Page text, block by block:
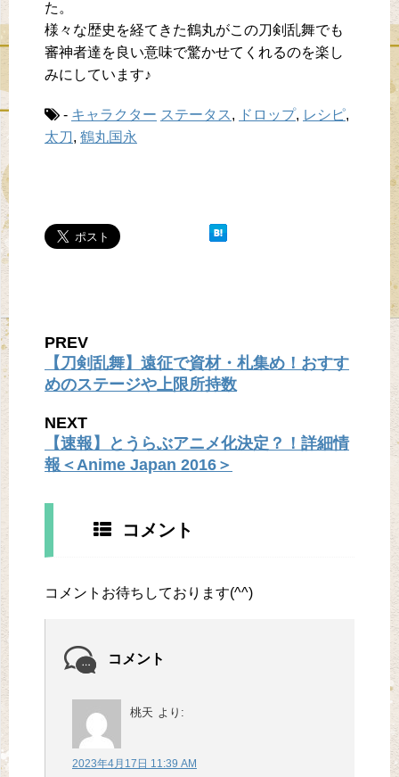
た。
様々な歴史を経てきた鶴丸がこの刀剣乱舞でも
審神者達を良い意味で驚かせてくれるのを楽し
みにしています♪
- キャラクター ステータス , ドロップ, レシピ,
太刀, 鶴丸国永
PREV
【刀剣乱舞】遠征で資材・札集め！おすす
めのステージや上限所持数
NEXT
【速報】とうらぶアニメ化決定？！詳細情
報＜Anime Japan 2016＞
コメント
コメントお待ちしております(^^)
コメント
桃天 より:
2023年4月17日 11:39 AM